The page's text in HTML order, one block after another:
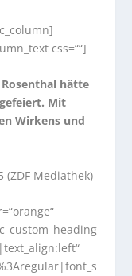
css=““]
hätte
Mit
Wirkens und
(ZDF Mediathek)